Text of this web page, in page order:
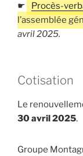
☛ Procès-
l’assemblée
avril 2025.
Cotisation
Le
30 avril 2025.
Groupe